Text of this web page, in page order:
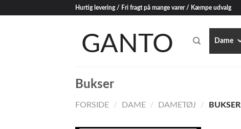
Hurtig levering / Fri fragt på mange varer / Kæmpe udvalg
Dame
Bukser
FORSIDE / DAME / DAMETØJ / BUKSER